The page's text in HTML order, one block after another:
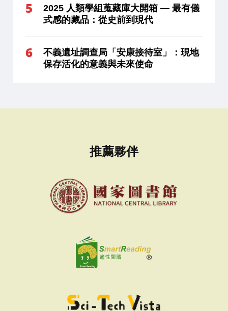
2025 人類學組蒐藏庫大開箱 — 最有儀
式感的藏品：從史前到現代
不義遺址調查局「安康接待室」：現地
保存活化的意義與未來使命
推薦夥伴